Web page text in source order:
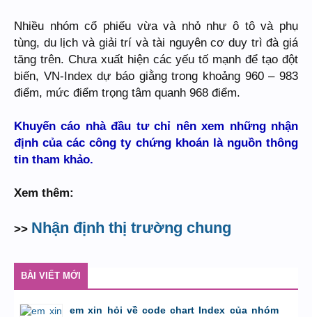
Nhiều nhóm cổ phiếu vừa và nhỏ như ô tô và phụ
tùng, du lịch và giải trí và tài nguyên cơ duy trì đà giá
tăng trên. Chưa xuất hiện các yếu tố mạnh để tạo đột
biến, VN-Index dự báo giằng trong khoảng 960 – 983
điểm, mức điểm trọng tâm quanh 968 điểm.
Khuyến cáo nhà đầu tư chỉ nên xem những nhận
định của các công ty chứng khoán là nguồn thông
tin tham khảo.
Xem thêm:
>> Nhận định thị trường chung
BÀI VIẾT MỚI
em xin hỏi về code chart Index của nhóm